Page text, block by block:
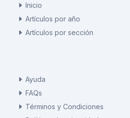
Inicio
Artículos por año
Artículos por sección
Ayuda
FAQs
Términos y Condiciones